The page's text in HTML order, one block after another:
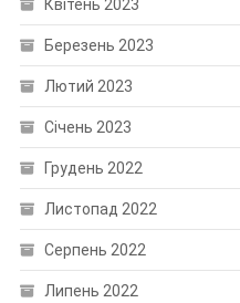
Квітень 2023
Березень 2023
Лютий 2023
Січень 2023
Грудень 2022
Листопад 2022
Серпень 2022
Липень 2022